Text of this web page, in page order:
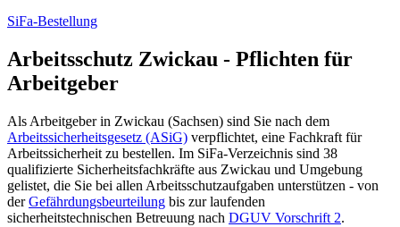
SiFa-Bestellung
Arbeitsschutz Zwickau - Pflichten für
Arbeitgeber
Als Arbeitgeber in Zwickau (Sachsen) sind Sie nach dem
Arbeitssicherheitsgesetz (ASiG) verpflichtet, eine Fachkraft für
Arbeitssicherheit zu bestellen. Im SiFa-Verzeichnis sind 38
qualifizierte Sicherheitsfachkräfte aus Zwickau und Umgebung
gelistet, die Sie bei allen Arbeitsschutzaufgaben unterstützen - von
derGefährdungsbeurteilung bis zur laufenden
sicherheitstechnischen Betreuung nach DGUV Vorschrift 2.